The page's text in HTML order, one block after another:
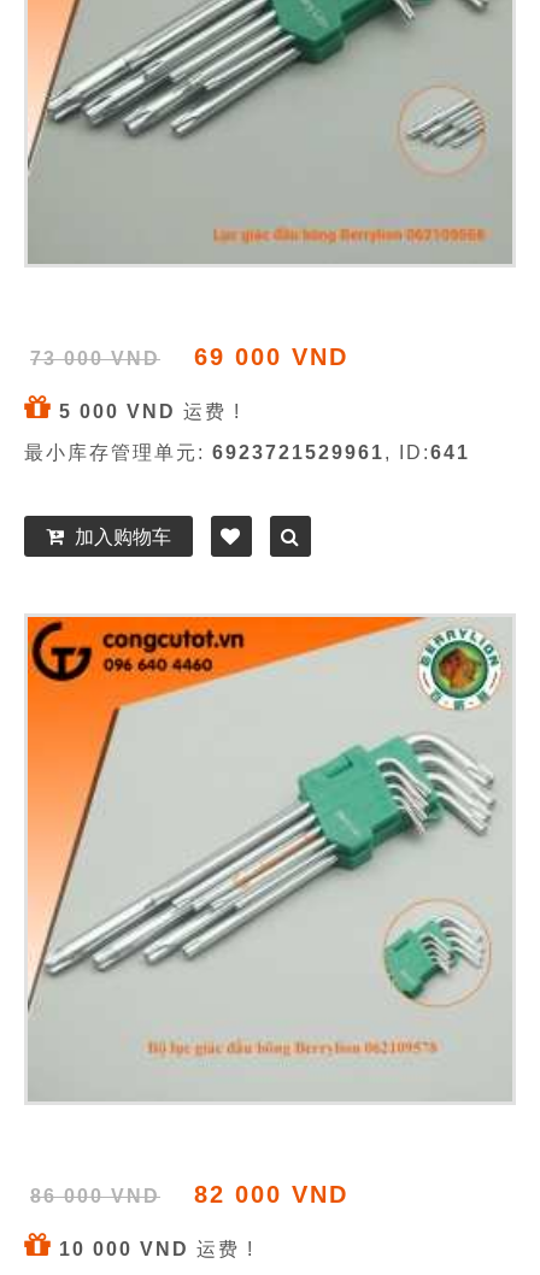
73 000 VND 69 000 VND
5 000 VND 运费 !
最小库存管理单元: 6923721529961, ID:641
加入购物车
86 000 VND 82 000 VND
10 000 VND 运费 !